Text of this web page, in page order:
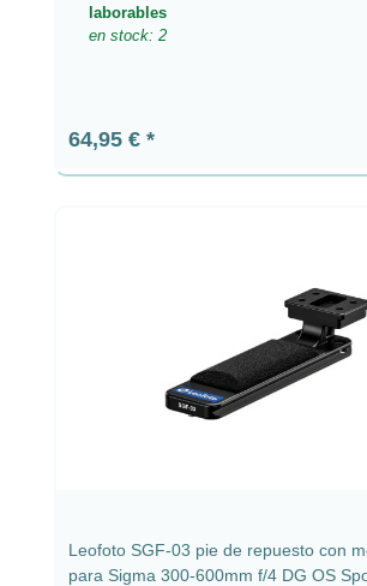
laborables
en stock: 2
Precio normal:
64,95 €
Leofoto SGF-03 pie de repuesto con
para Sigma 300-600mm f/4 DG OS